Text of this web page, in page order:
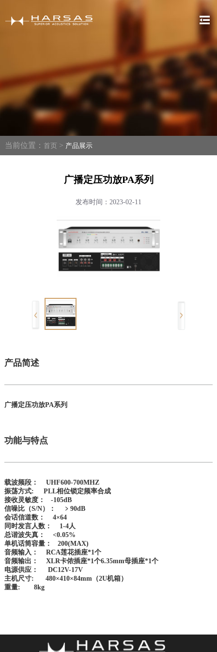
当前位置： 首页 > 产品展示
广播定压功放PA系列
发布时间：2023-02-11
产品简述
广播定压功放PA系列
功能与特点
载波频段： UHF600-700MHZ
振荡方式: PLL相位锁定频率合成
接收灵敏度： -105dB
信噪比（S/N）： ﹥90dB
会话信道数： 4×64
同时发言人数： 1-4人
总谐波失真： <0.05%
单机话筒容量： 200(MAX)
音频输入： RCA莲花插座*1个
音频输出： XLR卡侬插座*1个6.35mm母插座*1个
电源供应： DC12V-17V
主机尺寸: 480×410×84mm（2U机箱）
重量: 8kg